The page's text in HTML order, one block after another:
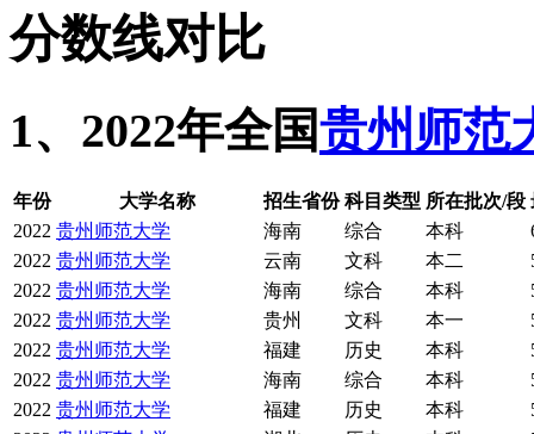
分数线对比
1、2022年全国贵州师范
年份 大学名称 招生省份 科目类型 所在批次/段
2022 贵州师范大学 海南 综合 本科
2022 贵州师范大学 云南 文科 本二
2022 贵州师范大学 海南 综合 本科
2022 贵州师范大学 贵州 文科 本一
2022 贵州师范大学 福建 历史 本科
2022 贵州师范大学 海南 综合 本科
2022 贵州师范大学 福建 历史 本科